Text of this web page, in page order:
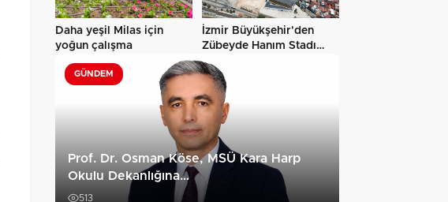
Daha yeşil Milas için
yoğun çalışma
İzmir Büyükşehir'den
Zübeyde Hanım Stadı
açıklaması…
GÜNDEM
Prof. Dr. Osman Köse, MSÜ Kara Harp
Okulu Dekanlığına…
513